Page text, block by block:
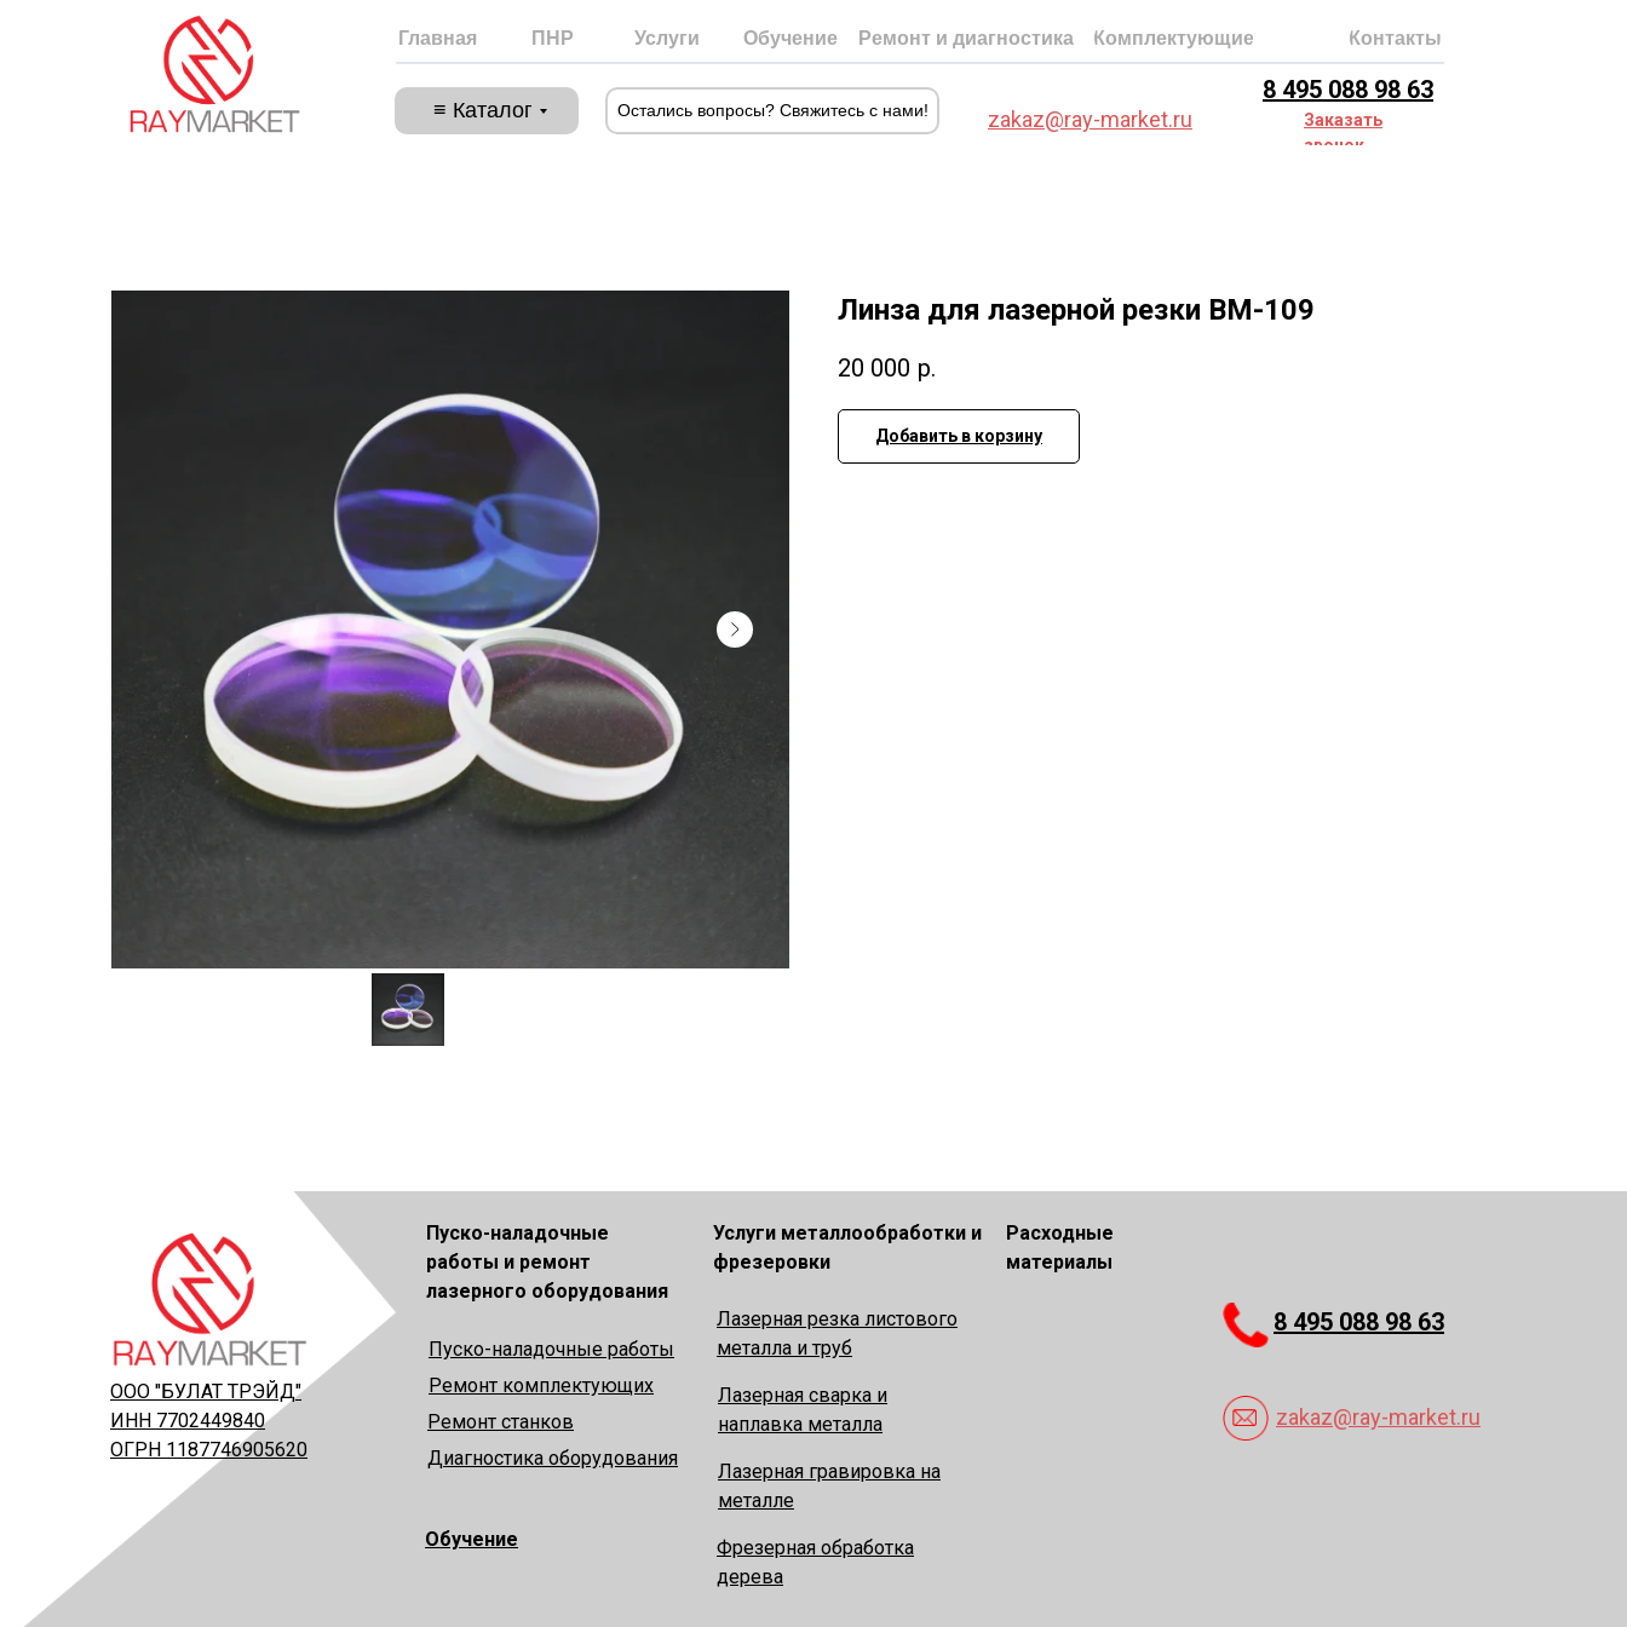
ПНР
Главная Услуги Обучение Ремонт и диагностика Комплектующие
Отзывы
Сотрудничество
Контакты
≡ Каталог
8 495 088 98 63
Заказать
звонок
zakaz@ray-market.ru
Остались вопросы? Свяжитесь с нами!
Линза для лазерной резки BM-109
20 000 р.
Добавить в корзину
Услуги металлообработки и
фрезеровки
Расходные
материалы
8 495 088 98 63
zakaz@ray-market.ru
Пуско-наладочные
работы и ремонт
лазерного оборудования
Пуско-наладочные работы
ООО "БУЛАТ ТРЭЙД"
ИНН 7702449840
ОГРН 1187746905620
Лазерная резка листового
металла и труб
Обучение
Ремонт комплектующих
Лазерная сварка и
наплавка металла
Ремонт станков
Лазерная гравировка на
металле
Диагностика оборудования
Фрезерная обработка
дерева